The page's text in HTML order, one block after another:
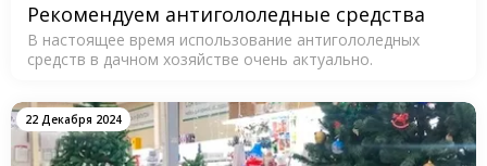
Рекомендуем антигололедные средства
В настоящее время использование антигололедных
средств в дачном хозяйстве очень актуально.
22 Декабря 2024